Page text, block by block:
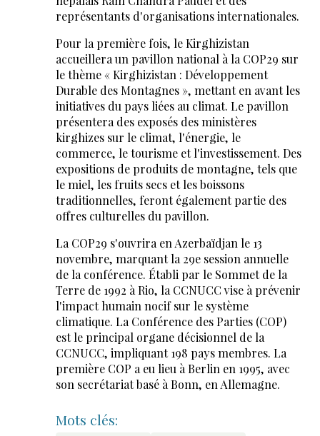
représentants d'organisations internationales.
Pour la première fois, le Kirghizistan
accueillera un pavillon national à la COP29 sur
le thème « Kirghizistan : Développement
Durable des Montagnes », mettant en avant les
initiatives du pays liées au climat. Le pavillon
présentera des exposés des ministères
kirghizes sur le climat, l'énergie, le
commerce, le tourisme et l'investissement. Des
expositions de produits de montagne, tels que
le miel, les fruits secs et les boissons
traditionnelles, feront également partie des
offres culturelles du pavillon.
La COP29 s'ouvrira en Azerbaïdjan le 13
novembre, marquant la 29e session annuelle
de la conférence. Établi par le Sommet de la
Terre de 1992 à Rio, la CCNUCC vise à prévenir
l'impact humain nocif sur le système
climatique. La Conférence des Parties (COP)
est le principal organe décisionnel de la
CCNUCC, impliquant 198 pays membres. La
première COP a eu lieu à Berlin en 1995, avec
son secrétariat basé à Bonn, en Allemagne.
Mots clés: